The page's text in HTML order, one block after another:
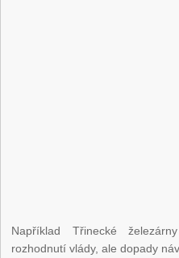
Například Třinecké
rozhodnutí vlády, ale dopady